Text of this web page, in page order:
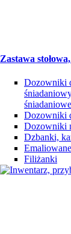
Zastawa
Dozowniki
śniadaniowe
Dozowniki
Dozowniki
Dzbanki,
Filiżanki